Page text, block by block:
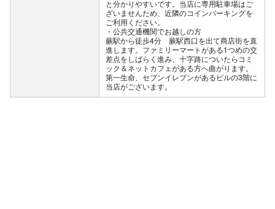
と分かりやすいです。当店に専用駐車場はご
ざいませんため、近隣のコインパーキングを
ご利用ください。
公共交通機関でお越しの方
蕨駅から徒歩4分 蕨駅西口を出て商店街を直
進します。ファミリーマートがある1つめの交
差点をしばらく進み、十字路についたらコミ
ック＆ネットカフェがある方へ曲がります。
第一生命、セブンイレブンがあるビルの3階に
当店がございます。